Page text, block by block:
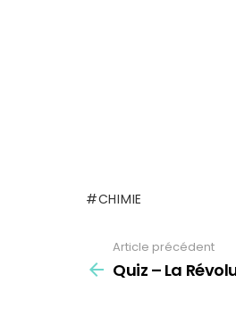
CHIMIE
more
Article précédent
Quiz – La